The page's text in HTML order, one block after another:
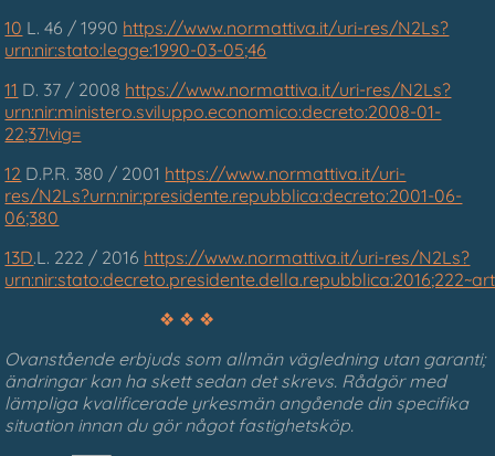
10 L. 46 / 1990 https://www.normattiva.it/uri-res/N2Ls?
urn:nir:stato:legge:1990-03-05;46
11 D. 37 / 2008 https://www.normattiva.it/uri-res/N2Ls?
urn:nir:ministero.sviluppo.economico:decreto:2008-01-
22;37!vig=
12 D.P.R. 380 / 2001 https://www.normattiva.it/uri-
res/N2Ls?urn:nir:presidente.repubblica:decreto:2001-06-
06;380
13D.L. 222 / 2016 https://www.normattiva.it/uri-res/N2Ls?
❖ ❖ ❖
Ovanstående erbjuds som allmän vägledning utan garanti;
ändringar kan ha skett sedan det skrevs. Rådgör med
lämpliga kvalificerade yrkesmän angående din specifika
situation innan du gör något fastighetsköp.